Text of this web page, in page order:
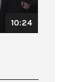
10:24